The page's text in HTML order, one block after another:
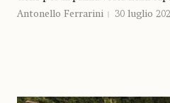
Antonello Ferrarini
30 luglio